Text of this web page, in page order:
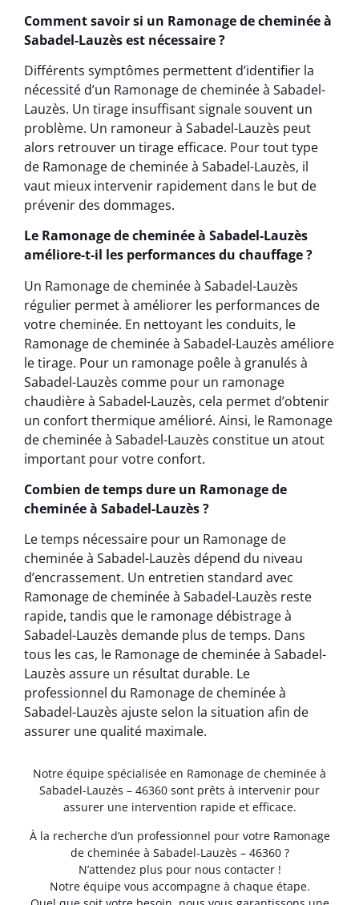
Comment savoir si un Ramonage de cheminée à
Sabadel-Lauzès est nécessaire ?
Différents symptômes permettent d’identifier la
nécessité d’un Ramonage de cheminée à Sabadel-
Lauzès. Un tirage insuffisant signale souvent un
problème. Un ramoneur à Sabadel-Lauzès peut
alors retrouver un tirage efficace. Pour tout type
de Ramonage de cheminée à Sabadel-Lauzès, il
vaut mieux intervenir rapidement dans le but de
prévenir des dommages.
Le Ramonage de cheminée à Sabadel-Lauzès
améliore-t-il les performances du chauffage ?
Un Ramonage de cheminée à Sabadel-Lauzès
régulier permet à améliorer les performances de
votre cheminée. En nettoyant les conduits, le
Ramonage de cheminée à Sabadel-Lauzès améliore
le tirage. Pour un ramonage poêle à granulés à
Sabadel-Lauzès comme pour un ramonage
chaudière à Sabadel-Lauzès, cela permet d’obtenir
un confort thermique amélioré. Ainsi, le Ramonage
de cheminée à Sabadel-Lauzès constitue un atout
important pour votre confort.
Combien de temps dure un Ramonage de
cheminée à Sabadel-Lauzès ?
Le temps nécessaire pour un Ramonage de
cheminée à Sabadel-Lauzès dépend du niveau
d’encrassement. Un entretien standard avec
Ramonage de cheminée à Sabadel-Lauzès reste
rapide, tandis que le ramonage débistrage à
Sabadel-Lauzès demande plus de temps. Dans
tous les cas, le Ramonage de cheminée à Sabadel-
Lauzès assure un résultat durable. Le
professionnel du Ramonage de cheminée à
Sabadel-Lauzès ajuste selon la situation afin de
assurer une qualité maximale.
Notre équipe spécialisée en Ramonage de cheminée à
Sabadel-Lauzès – 46360 sont prêts à intervenir pour
assurer une intervention rapide et efficace.
À la recherche d’un professionnel pour votre Ramonage
de cheminée à Sabadel-Lauzès – 46360 ?
N’attendez plus pour nous contacter !
Notre équipe vous accompagne à chaque étape.